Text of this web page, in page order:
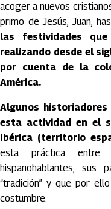
acoger a nuevos
primo de Jesús, Juan,
las festividades
realizando desde el
por cuenta de la
América.
Algunos
esta actividad en el
Ibérica (territorio
esta práctica entre
hispanohablantes,
“tradición” y que por
costumbre.